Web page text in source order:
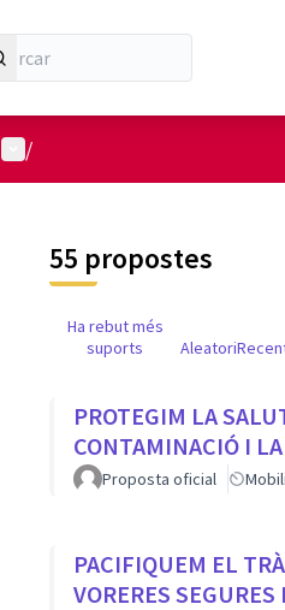
Menú d'usuari
/
55 propostes
Ha rebut més
suports
Aleatori
PROTEGIM LA
CONTAMINACIÓ I
Proposta oficial
PACIFIQUEM EL
VORERES